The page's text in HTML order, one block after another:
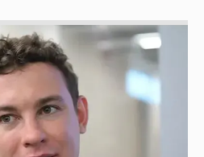
высказался насчёт